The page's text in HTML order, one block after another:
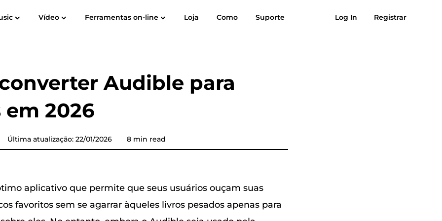
Conversor de Música do
YouTube
Audible Converter
Conversor de música Pandora
Vídeo Ferramentas on-line
MP3
MP3
Loja Como Suporte Log In Registrar
Guia do UsuárioPerguntas Frequentes Avaliações Download grátis Comprar agora
Audible para
em 2026
Última atualização: 22/01/2026 8 min read
aplicativo que permite que seus usuários ouçam suas
favoritos sem se agarrar àqueles livros pesados ​​apenas para